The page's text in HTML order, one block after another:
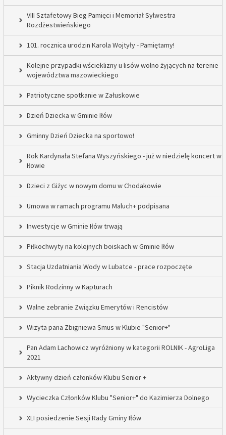
VIII Sztafetowy Bieg Pamięci i Memoriał Sylwestra
Rozdżestwieńskiego
101. rocznica urodzin Karola Wojtyły - Pamiętamy!
Kolejne przypadki wścieklizny u lisów wolno żyjących na terenie
województwa mazowieckiego
Patriotyczne spotkanie w Załuskowie
Dzień Dziecka w Gminie Iłów
Gminny Dzień Dziecka na sportowo!
Rok Kardynała Stefana Wyszyńskiego - już w niedzielę koncert w
Iłowie
Dzieci z Giżyc w nowym domu w Chodakowie
Umowa w ramach programu Maluch+ podpisana
Inwestycje w Gminie Iłów trwają
Piłkochwyty na kolejnych boiskach w Gminie Iłów
Stacja Uzdatniania Wody w Lubatce - prace rozpoczęte
Piknik Rodzinny w Kapturach
Walne zebranie Związku Emerytów i Rencistów
Wizyta pana Zbigniewa Smus w Klubie "Senior+"
Pan Adam Lachowicz wyróżniony w kategorii ROLNIK - AgroLiga
2021
Aktywny dzień członków Klubu Senior +
Wycieczka Członków Klubu "Senior+" do Kazimierza Dolnego
XLI posiedzenie Sesji Rady Gminy Iłów